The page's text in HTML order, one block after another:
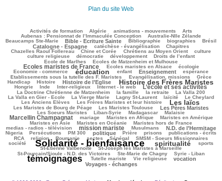
Plan du site Web
Activités de formation Algérie animations - mouvements Arts
Aubenas : Pensionnat de l’Immaculée Conception
141/3082 Australie-Nlle Zélande
116/3082
Beaucamps Ste-Marie
752/3082 Bible - Ecriture Sainte
88/3082 Bibliographie
526/3082 biographies
169/3082 Brésil
693/3082
Catalogne - Espagne catéchèse - évangélisation Chapitres
Chazelles Raoul Follereau
183/3082 Chine et Corée
252/3082 Chrétiens au Moyen Orient
476/3082 culture
39/3082
culture religieuse
démocratie développement Droits de l’enfant
Ecole de Marlhes
Ecoles de Matzenheim et Mulhouse
Ecoles maristes de France
296/3082 Ecoles maristes en Alsace
648/3082 écologie
107/3082
Economie - commerce
1812/3082 éducation
209/3082 enfant
875/3082 Enseignement
299/3082 espérance
68/3082
Etablissements sous la tutelle des F. Maristes
215/3082 Evangélisation, missions
561/3082 Grèce
92/3082
Handicap
193/3082 Histoire
807/3082 Histoire de l’Eglise
1833/3082 Histoire des Frères Maristes
122/3082
Hongrie
26/3082 Inde
116/3082 Inter-religieux
252/3082 Internet - le web
1166/3082 L’école et ses activités
28/3082
La Doctrine Chrétienne de Matzenheim
365/3082 la famille
153/3082 la retraite
75/3082 La Valla 200
215/3082
La Valla en Gier - Ecole
650/3082 La Vierge Marie
450/3082 Lagny St-Laurent
260/3082 laïcité
257/3082 Le Cheylard
97/3082
Les Anciens Elèves
124/3082 Les Frères Maristes et leur histoire
1864/3082 Les laïcs
643/3082
Les Maristes de Bourg de Péage
349/3082 Les Maristes Toulouse
671/3082 Les Pères Maristes
493/3082
Les Soeurs Maristes
Liban-Syrie Madagascar Malaisie
Marcellin Champagnat
51/3082 mariage
336/3082 Maristes en Afrique
302/3082 Maristes en Amérique
405/3082
Maristes en Asie
Maristes en Océanie Maristes hors de France
medias - radios - télévision
1116/3082 mission mariste
90/3082 Musulmans
958/3082 N.D. de l’Hermitage
61/3082
Nigeria
157/3082 Persécutions
241/3082 PM 300
779/3082 politique
211/3082 Prière
113/3082 prisons
309/3082 publications - écrits
272/3082
RCA
234/3082 religion
51/3082 Roumanie
51/3082 sectes
105/3082 Sénégal
356/3082 SMSM - Soeurs Missionnaires
333/3082
société
3082/3082 Solidarité - bienfaisance
1830/3082 spiritualité
289/3082 sports
197/3082
St-Etienne Valbenoîte
St-Joseph les Maristes à Marseille
St-Pourçain/Sioule - N.D. des Victoires
97/3082 Ste-Marie de Chagny
28/3082 Syrie - Liban
2762/3082
témoignages Tutelle mariste Vie religieuse vocation
Voyages - échanges